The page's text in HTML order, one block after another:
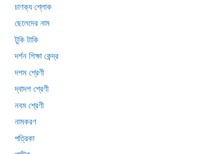
চাণক্য শ্লোক
ছেলেদের নাম
টুকি টাকি
দর্শন শিক্ষা কেন্দ্র
দশম শ্রেণী
দ্বাদশ শ্রেণী
নবম শ্রেণী
নামকরণ
পত্রিকা